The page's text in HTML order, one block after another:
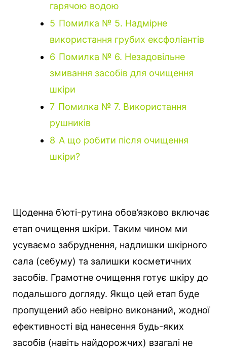
гарячою водою
5 Помилка № 5. Надмірне
використання грубих ексфоліантів
6 Помилка № 6. Незадовільне
змивання засобів для очищення
шкіри
7 Помилка № 7. Використання
рушників
8 А що робити після очищення
шкіри?
Щоденна б’юті-рутина обов’язково включає
етап очищення шкіри. Таким чином ми
усуваємо забруднення, надлишки шкірного
сала (себуму) та залишки косметичних
засобів. Грамотне очищення готує шкіру до
подальшого догляду. Якщо цей етап буде
пропущений або невірно виконаний, жодної
ефективності від нанесення будь-яких
засобів (навіть найдорожчих) взагалі не